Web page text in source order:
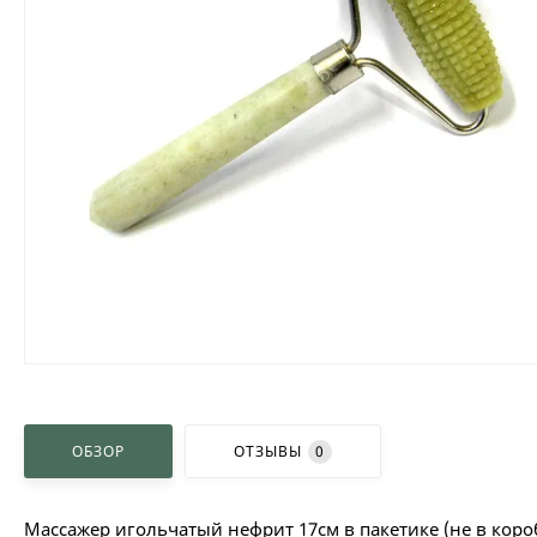
ОБЗОР ОТЗЫВЫ 0
Массажер игольчатый нефрит 17см в пакетике (не в